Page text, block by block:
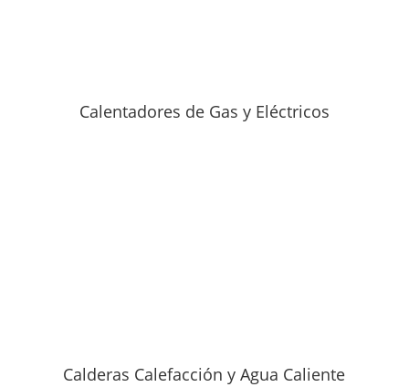
Calentadores de Gas y Eléctricos
Calderas Calefacción y Agua Caliente